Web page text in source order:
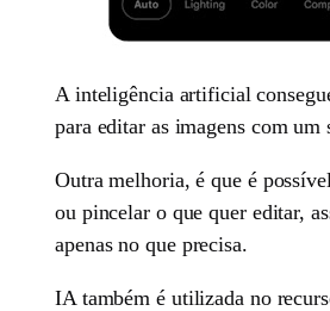
A inteligência artificial
para editar as imagens com um
Outra melhoria, é que é
ou pincelar o que quer editar,
apenas no que precisa.
IA também é utilizada no